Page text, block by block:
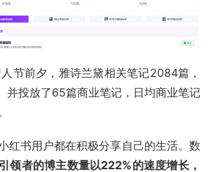
节前夕， 雅诗兰黛相关笔记2084篇，
并投放了65篇商业笔记，日均商业笔记
红书用户都在积极分享自己的生活。数
领者的博主数量以222%的速度增长，